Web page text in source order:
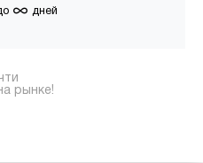
∞ дней
рынке!